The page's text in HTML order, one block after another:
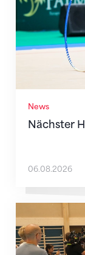
News
Nächster
06.08.2026
Mit klaren